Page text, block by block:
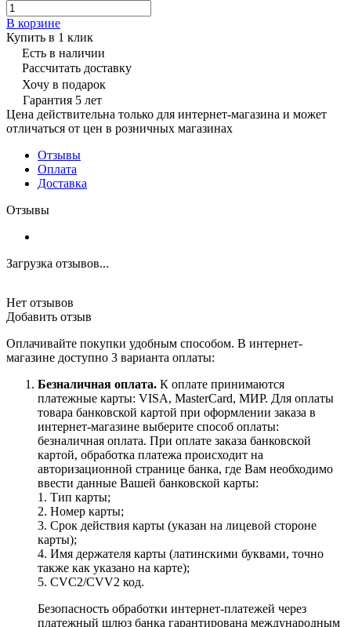
В корзине
Купить в 1 клик
Есть в наличии
Рассчитать доставку
Хочу в подарок
Гарантия 5 лет
Цена действительна только для интернет-магазина и может
отличаться от цен в розничных магазинах
Отзывы
Оплата
Доставка
Отзывы
Загрузка отзывов...
Нет отзывов
Добавить отзыв
Оплачивайте покупки удобным способом. В интернет-
магазине доступно 3 варианта оплаты:
Безналичная оплата. К оплате принимаются
платежные карты: VISA, MasterCard, МИР. Для оплаты
товара банковской картой при оформлении заказа в
интернет-магазине выберите способ оплаты:
безналичная оплата. При оплате заказа банковской
картой, обработка платежа происходит на
авторизационной странице банка, где Вам необходимо
ввести данные Вашей банковской карты:
1. Тип карты;
2. Номер карты;
3. Срок действия карты (указан на лицевой стороне
карты);
4. Имя держателя карты (латинскими буквами, точно
также как указано на карте);
5. CVC2/CVV2 код.
Безопасность обработки интернет-платежей через
платежный шлюз банка гарантирована международным